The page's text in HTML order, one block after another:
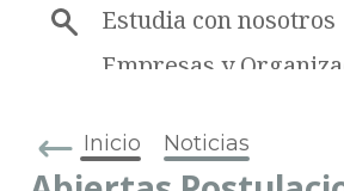
Estudia con nosotros
Empresas y
Inicio Noticias